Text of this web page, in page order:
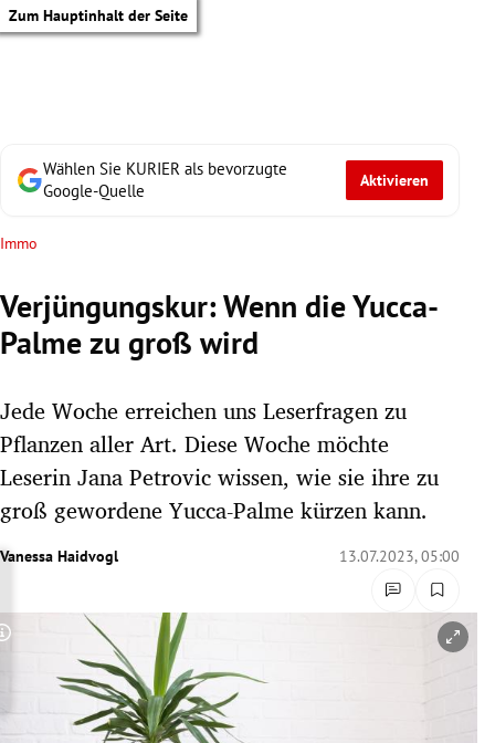
Zum Hauptinhalt der Seite
Untermenü
Untermenü
Untermenü
Untermenü
Untermenü
Wählen Sie KURIER als bevorzugte
Google-Quelle
Aktivieren
Immo
Verjüngungskur: Wenn die Yucca-
Palme zu groß wird
Jede Woche erreichen uns Leserfragen zu
Pflanzen aller Art. Diese Woche möchte
Leserin Jana Petrovic wissen, wie sie ihre zu
groß gewordene Yucca-Palme kürzen kann.
Vanessa Haidvogl 13.07.2023, 05:00
Copyright-Hinweis öffnen/schließen